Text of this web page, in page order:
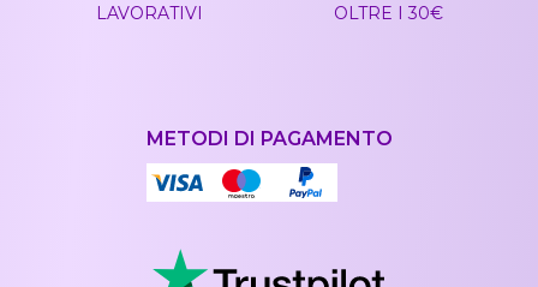
LAVORATIVI OLTRE I 30€
METODI DI PAGAMENTO